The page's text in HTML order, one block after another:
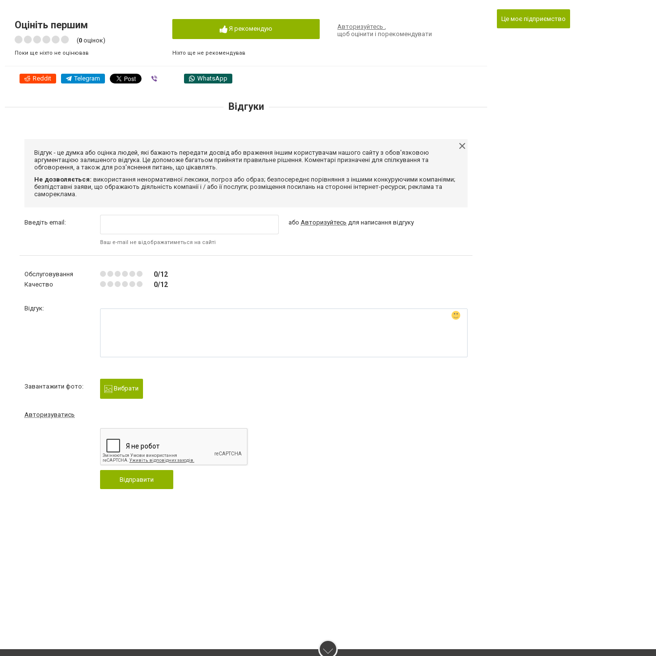
Оцініть першим
(0 оцінок)
Поки ще ніхто не оцінював
Я рекомендую
Ніхто ще не рекомендував
Авторизуйтесь,
щоб оцінити і порекомендувати
Reddit Telegram WhatsApp
Це моє підприємство
Відгуки
Відгук - це думка або оцінка людей, які бажають передати досвід або враження іншим користувачам нашого сайту з обов'язковою
аргументацією залишеного відгука. Це допоможе багатьом прийняти правильне рішення. Коментарі призначені для спілкування та
обговорення, а також для роз'яснення питань, що цікавлять.
Не дозволяється: використання ненормативної лексики, погроз або образ; безпосереднє порівняння з іншими конкуруючими компаніями;
безпідставні заяви, що ображають діяльність компанії і / або її послуги; розміщення посилань на сторонні інтернет-ресурси; реклама та
самореклама.
Введіть email:
Ваш e-mail не відображатиметься на сайті
абоАвторизуйтесь для написання відгуку
Обслуговування 0/12
Качество 0/12
Відгук:
Завантажити фото: Вибрати
Авторизуватись
Відправити